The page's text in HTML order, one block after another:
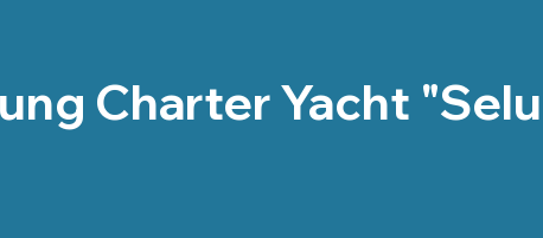
Charter Yacht